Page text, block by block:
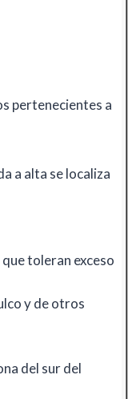
pertenecientes a
a alta se localiza
toleran exceso
y de otros
del sur del